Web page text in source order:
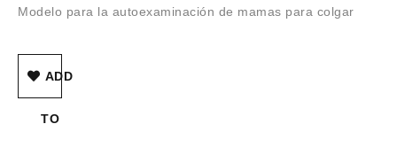
Modelo para la autoexaminación de mamas para colgar
ADD
TO